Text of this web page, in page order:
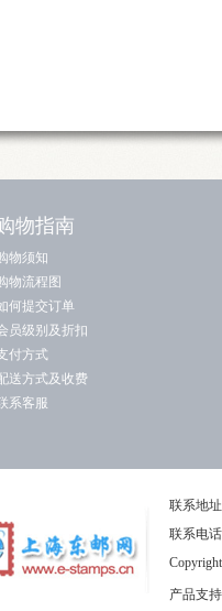
物指南
物须知
物流程图
何提交订单
员级别及折扣
付方式
送方式及收费
系客服
联系地
联系电
产品支